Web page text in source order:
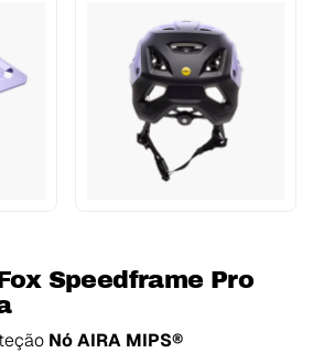
Speedframe Pro
Nó AIRA MIPS®